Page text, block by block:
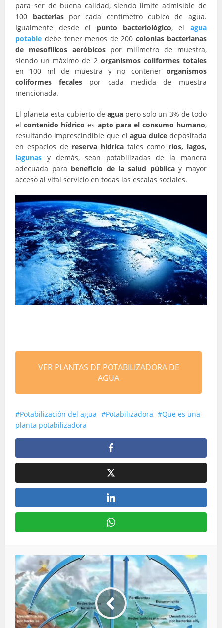
para ser de buena calidad, siendo limite admisible de
100 bacteriaspor cada centímetro cubico de agua.
Igualmente desde el punto bacteriológico, el agua
potable debe tener menos de 200colonias bacterianas
de mesofílicos aeróbicos por milímetro de muestra,
siendo un máximo de 2 organismos coliformes totales
en 100 ml de muestra y no contener organismos
coliformes fecalespor cada medida de muestra
mencionada.
El planeta esta cubierto de aguapero solo un 3% de todo
elcontenido hídrico es apto para el consumo humano,
resultando imprescindible que elagua dulce depositada
en espacios de reserva hídrica tales como ríos, lagos,
lagunas y demás, sean potabilizadas de la manera
adecuada para beneficio de la salud públicay mayor
acceso al vital servicio en todas las escalas sociales.
VER PLANTAS DE POTABILIZADORA DE
AGUA
Potabilización del agua Potabilizadora
Que es una
planta potabilizadora